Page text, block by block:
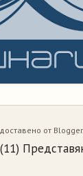
от Blogger.
(11)